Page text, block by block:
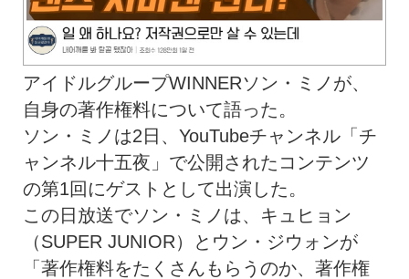
アイドルグループWINNERソン・ミノが、
自身の著作権料について語った。
ソン・ミノは2日、YouTubeチャンネル「チ
ャンネル十五夜」で公開されたコンテンツ
の第1回にゲストとして出演した。
この日放送でソン・ミノは、キュヒョン
（SUPER JUNIOR）とウン・ジウォンが
「著作権料をたくさんもらうのか、著作権